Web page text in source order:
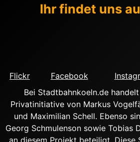
Ihr findet uns
Flickr Facebook
Bei Stadtbahnkoeln.de
Privatinitiative von Markus
und Maximilian Schell. Ebenso
Georg Schmulenson sowie Tobias
an diesem Projekt beteiligt. Diese